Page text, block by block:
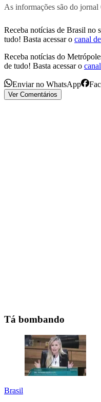
As informações são do jornal
Receba notícias de Brasil no
tudo! Basta acessar o canal
Receba notícias do
de tudo! Basta acessar o
Enviar no WhatsApp
Ver Comentários
Tá bombando
Brasil